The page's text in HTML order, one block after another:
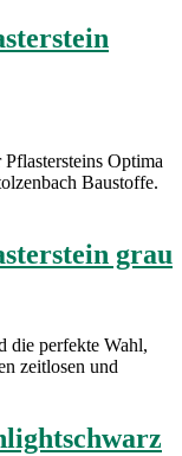
Optima
Baustoffe.
grau
die perfekte Wahl,
zeitlosen und